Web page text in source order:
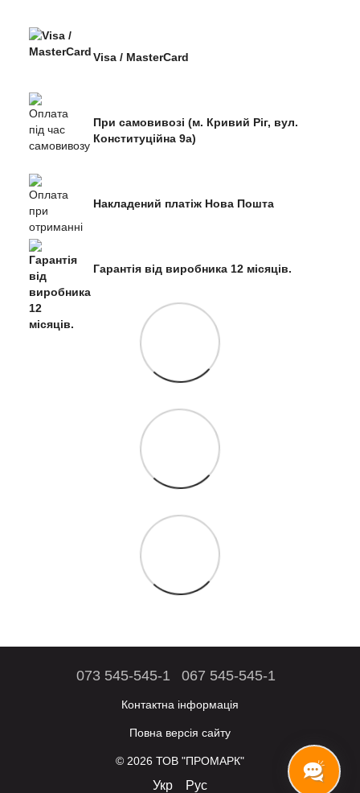
Visa / MasterCard
При самовивозі (м. Кривий Ріг, вул.
Конституційна 9а)
Накладений платіж Нова Пошта
Гарантія від виробника 12 місяців.
073 545-545-1 067 545-545-1
Контактна інформація
Повна версія сайту
© 2026 ТОВ "ПРОМАРК"
Укр Рус